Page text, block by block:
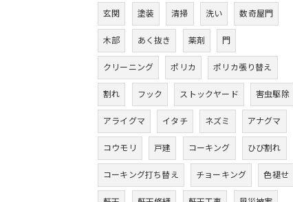
玄関 塗装 清掃 洗い 数奇屋門
木部 あく抜き 薬剤 門
クリーニング ポリカ ポリカ張り替え
割れ フック ストックヤード 害虫駆除
アライグマ イタチ ネズミ アナグマ
コウモリ 戸建 コーキング ひび割れ
コーキング打ち替え チョーキング 色褪せ